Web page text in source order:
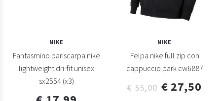
NIKE
Fantasmino pariscarpa nike
lightweight dri-fit unisex
sx2554 (x3)
NIKE
Felpa nike full zip con
cappuccio park cw6887
€ 55,00 € 27,50